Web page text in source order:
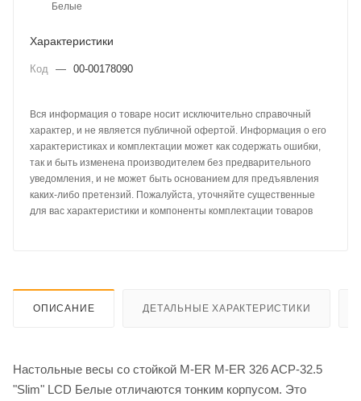
Белые
Характеристики
Код — 00-00178090
Вся информация о товаре носит исключительно справочный
характер, и не является публичной офертой. Информация о его
характеристиках и комплектации может как содержать ошибки,
так и быть изменена производителем без предварительного
уведомления, и не может быть основанием для предъявления
каких-либо претензий. Пожалуйста, уточняйте существенные
для вас характеристики и компоненты комплектации товаров
ОПИСАНИЕ ДЕТАЛЬНЫЕ ХАРАКТЕРИСТИКИ
Настольные весы со стойкой M-ER M-ER 326 ACP-32.5
"Slim" LCD Белые отличаются тонким корпусом. Это